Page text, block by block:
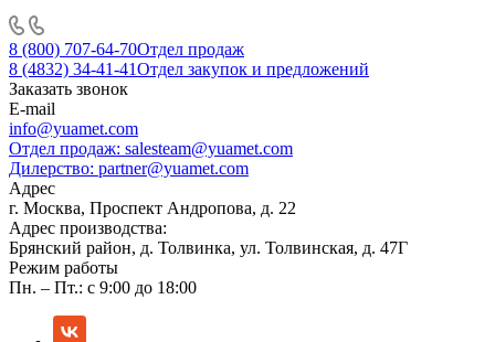
8 (800) 707-64-70Отдел продаж
8 (4832) 34-41-41Отдел закупок и предложений
Заказать звонок
E-mail
info@yuamet.com
Отдел продаж: salesteam@yuamet.com
Дилерство: partner@yuamet.com
Адрес
г. Москва, Проспект Андропова, д. 22
Адрес производства:
Брянский район, д. Толвинка, ул. Толвинская, д. 47Г
Режим работы
Пн. – Пт.: с 9:00 до 18:00